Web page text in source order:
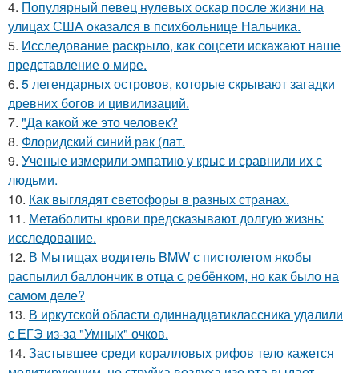
4. Популярный певец нулевых оскар после жизни на
улицах США оказался в психбольнице Нальчика.
5. Исследование раскрыло, как соцсети искажают наше
представление о мире.
6. 5 легендарных островов, которые скрывают загадки
древних богов и цивилизаций.
7. "Да какой же это человек?
8. Флоридский синий рак (лат.
9. Ученые измерили эмпатию у крыс и сравнили их с
людьми.
10. Как выглядят светофоры в разных странах.
11. Метаболиты крови предсказывают долгую жизнь:
исследование.
12. В Мытищах водитель BMW с пистолетом якобы
распылил баллончик в отца с ребёнком, но как было на
самом деле?
13. В иркутской области одиннадцатиклассника удалили
с ЕГЭ из-за "Умных" очков.
14. Застывшее среди коралловых рифов тело кажется